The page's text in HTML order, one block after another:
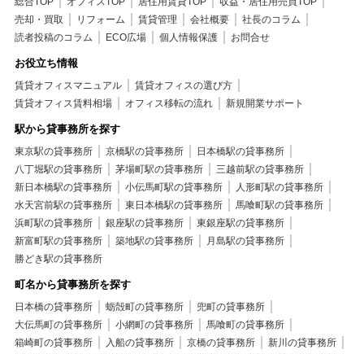
売却・買取
リフォーム 賃貸管理 会社概要
社長のコラム
読者投稿のコラム
ECO広場 個人情報保護 お問合せ
お役立ち情報
賃貸オフィスマニュアル
賃貸オフィスの選び方
賃貸オフィス賃料相場
オフィス移転の流れ 新規開業サポート
駅から貸事務所を探す
東京駅の貸事務所 京橋駅の貸事務所
日本橋駅の貸事務所
八丁堀駅の貸事務所
茅場町駅の貸事務所
三越前駅の貸事務所
新日本橋駅の貸事務所
小伝馬町駅の貸事務所
人形町駅の貸事務所
水天宮前駅の貸事務所
東日本橋駅の貸事務所
馬喰町駅の貸事務所
浜町駅の貸事務所
銀座駅の貸事務所
東銀座駅の貸事務所
新富町駅の貸事務所
築地駅の貸事務所
月島駅の貸事務所
勝どき駅の貸事務所
町名から貸事務所を探す
日本橋の貸事務所 蛎殻町の貸事務所
兜町の貸事務所
大伝馬町の貸事務所
小網町の貸事務所
馬喰町の貸事務所
箱崎町の貸事務所
入船の貸事務所 京橋の貸事務所
新川の貸事務所